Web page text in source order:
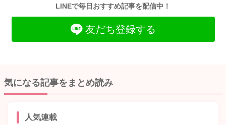
LINEで毎日おすすめ記事を配信中！
友だち登録する
気になる記事をまとめ読み
人気連載